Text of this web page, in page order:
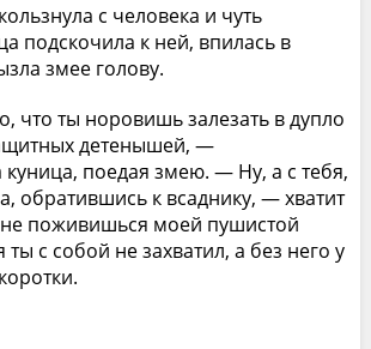
с человека и чуть
подскочила к ней, впилась в
змее голову.
что ты норовишь залезать в дупло
детенышей, —
куница, поедая змею. — Ну, а с тебя,
обратившись к всаднику, — хватит
поживишься моей пушистой
с собой не захватил, а без него у